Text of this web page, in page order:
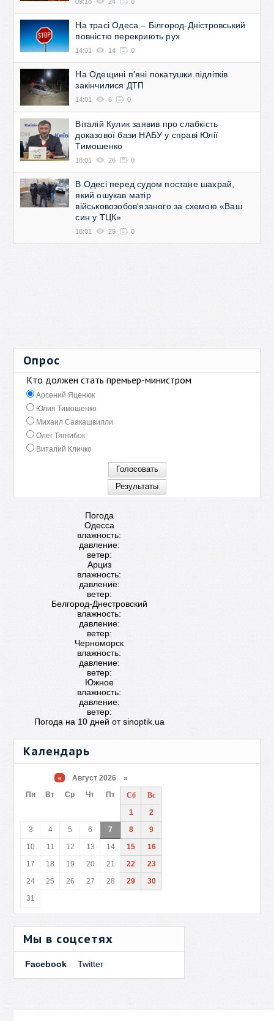
На трасі Одеса – Білгород-Дністровський
повністю перекриють рух
14:01 14 0
На Одещині п'яні покатушки підлітків
закінчилися ДТП
14:01 6 0
Віталій Кулик заявив про слабкість
доказової бази НАБУ у справі Юлії
Тимошенко
18:01 26 0
В Одесі перед судом постане шахрай,
який ошукав матір
військовозобов'язаного за схемою «Ваш
син у ТЦК»
18:01 29 0
Опрос
Кто должен стать премьер-министром
Арсений Яценюк
Юлия Тимошенко
Михаил Саакашвилли
Олег Тягнибок
Виталий Кличко
Погода
Одесса
влажность:
давление:
ветер:
Арциз
влажность:
давление:
ветер:
Белгород-Днестровский
влажность:
давление:
ветер:
Черноморск
влажность:
давление:
ветер:
Южное
влажность:
давление:
ветер:
Погода на 10 дней отsinoptik.ua
Календарь
« Август 2026 »
Пн
Вт Ср Чт Пт Сб
Вс
1
2
3
4 5 6 7 8
9
10
11 12 13 14 15
16
17
18 19 20 21 22
23
24
25 26 27 28 29
30
31
Мы в соцсетях
Facebook Twitter